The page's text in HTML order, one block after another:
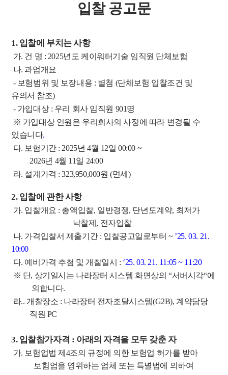
입찰 공고문
1. 입찰에 부치는 사항
가. 건 명 : 2025년도 케이워터기술 임직원 단체보험
나. 과업개요
- 보험범위 및 보장내용 : 별첨 (단체보험 입찰조건 및
유의서 참조)
- 가입대상 : 우리 회사 임직원 901명
※ 가입대상 인원은 우리회사의 사정에 따라 변경될 수
있습니다.
다. 보험기간 : 2025년 4월 12일00:00 ~
2026년 4월 11일 24:00
라. 설계가격 : 323,950,000원 (면세 )
2. 입찰에 관한 사항
가. 입찰개요 : 총액입찰, 일반경쟁, 단년도계약, 최저가
낙찰제 , 전자입찰
나. 가격입찰서 제출기간 : 입찰공고일로부터~ ’25. 03. 21.
10:00
다. 예비가격 추첨 및 개찰일시 : ‘25. 03. 21. 11:05 ~ 11:20
※ 단, 상기일시는 나라장터 시스템 화면상의“서버시각“에
의합니다.
라.. 개찰장소 : 나라장터 전자조달시스템(G2B), 계약담당
직원 PC
3. 입찰참가자격 : 아래의 자격을 모두 갖춘 자
가. 보험업법 제 4조의 규정에 의한 보험업 허가를 받아
보험업을 영위하는 업체 또는 특별법에 의하여